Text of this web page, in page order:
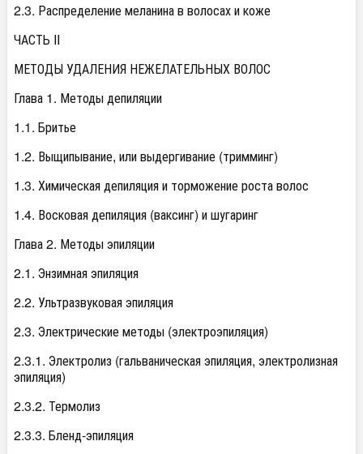
2.3. Распределение меланина в волосах и коже
ЧАСТЬ II
МЕТОДЫ УДАЛЕНИЯ НЕЖЕЛАТЕЛЬНЫХ ВОЛОС
Глава 1. Методы депиляции
1.1. Бритье
1.2. Выщипывание, или выдергивание (тримминг)
1.3. Химическая депиляция и торможение роста волос
1.4. Восковая депиляция (ваксинг) и шугаринг
Глава 2. Методы эпиляции
2.1. Энзимная эпиляция
2.2. Ультразвуковая эпиляция
2.3. Электрические методы (электроэпиляция)
2.3.1. Электролиз (гальваническая эпиляция, электролизная
эпиляция)
2.3.2. Термолиз
2.3.3. Бленд-эпиляция